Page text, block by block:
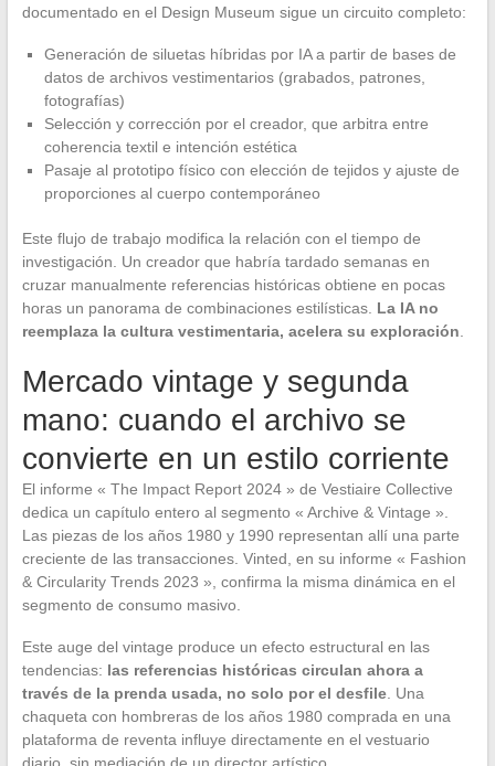
documentado en el Design Museum sigue un circuito completo:
Generación de siluetas híbridas por IA a partir de bases de
datos de archivos vestimentarios (grabados, patrones,
fotografías)
Selección y corrección por el creador, que arbitra entre
coherencia textil e intención estética
Pasaje al prototipo físico con elección de tejidos y ajuste de
proporciones al cuerpo contemporáneo
Este flujo de trabajo modifica la relación con el tiempo de
investigación. Un creador que habría tardado semanas en
cruzar manualmente referencias históricas obtiene en pocas
horas un panorama de combinaciones estilísticas. La IA no
reemplaza la cultura vestimentaria, acelera su exploración
Mercado vintage y segunda
mano: cuando el archivo se
convierte en un estilo corriente
El informe « The Impact Report 2024 » de Vestiaire Collective
dedica un capítulo entero al segmento « Archive & Vintage ».
Las piezas de los años 1980 y 1990 representan allí una parte
creciente de las transacciones. Vinted, en su informe « Fashion
& Circularity Trends 2023 », confirma la misma dinámica en el
segmento de consumo masivo.
Este auge del vintage produce un efecto estructural en las
tendencias: las referencias históricas circulan ahora a
través de la prenda usada, no solo por el desfile. Una
chaqueta con hombreras de los años 1980 comprada en una
plataforma de reventa influye directamente en el vestuario